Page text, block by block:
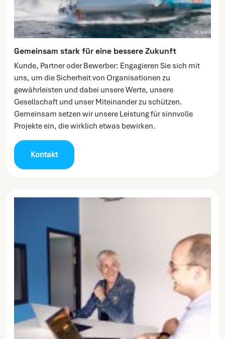
Gemeinsam stark für eine bessere Zukunft
Kunde, Partner oder Bewerber: Engagieren Sie sich mit
uns, um die Sicherheit von Organisationen zu
gewährleisten und dabei unsere Werte, unsere
Gesellschaft und unser Miteinander zu schützen.
Gemeinsam setzen wir unsere Leistung für sinnvolle
Projekte ein, die wirklich etwas bewirken.
Kontakt